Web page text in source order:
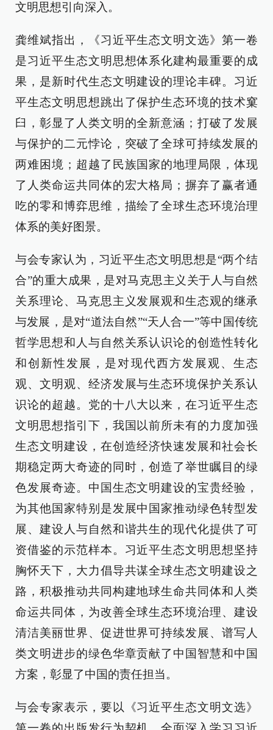
文明思想引向深入。
龚维斌指出，《习近平生态文明文选》第一卷
是习近平生态文明思想体系化建构最重要的成
果，是新时代生态文明建设的理论丰碑。习近
平生态文明思想跳出了保护生态环境的技术窠
臼，彰显了人类文明的全新意涵；打破了发展
与保护的二元悖论，突破了全球可持续发展的
两难困境；超越了民族国家的地理局限，体现
了人类命运共同体的宏大格局；摒弃了赢者通
吃的零和博弈思维，描绘了全球生态环境治理
体系的美好图景。
与会专家认为，习近平生态文明思想是“两个结
合”的重大成果，是对马克思主义关于人与自然
关系理论、马克思主义发展观和生态观的继承
与发展，是对“道法自然”“天人合一”等中国传统
哲学思想和人与自然关系认识论的创造性转化
和创新性发展，是对现代西方发展观、生态
观、文明观、经济发展与生态环境保护关系认
识论的超越。党的十八大以来，在习近平生态
文明思想指引下，我国以前所未有的力度加强
生态文明建设，在创造经济快速发展和社会长
期稳定两大奇迹的同时，创造了举世瞩目的绿
色发展奇迹。中国生态文明建设的宝贵经验，
为其他国家特别是发展中国家推动绿色转型发
展、建设人与自然和谐共生的现代化提供了可
资借鉴的示范样本。习近平生态文明思想坚持
胸怀天下，大力倡导共谋全球生态文明建设之
路，积极推动共同构建地球生命共同体和人类
命运共同体，为改善全球生态环境治理、建设
清洁美丽世界、促进世界可持续发展、谱写人
类文明进步的绿色华章贡献了中国智慧和中国
方案，彰显了中国的责任担当。
与会专家表示，要以《习近平生态文明文选》